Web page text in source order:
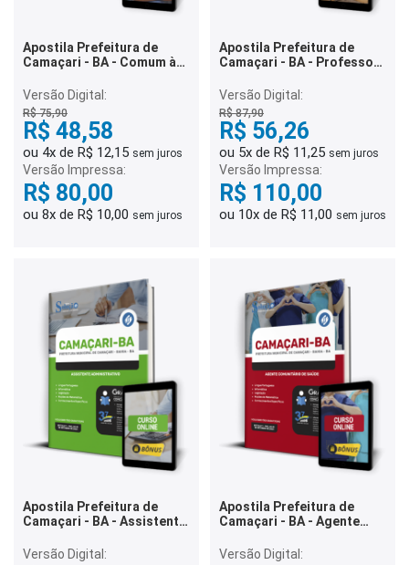
Apostila Prefeitura de
Camaçari - BA - Comum às
Professor
Versão Digital:
R$ 75,90
R$ 48,58
ou 4x de R$ 12,15 sem juros
Versão Impressa:
R$ 80,00
ou 8x de R$ 10,00 sem juros
Apostila Prefeitura de
Camaçari - BA - Professor
Ensino Fundamental (1º ao
5º ano)
Versão Digital:
R$ 87,90
R$ 56,26
ou 5x de R$ 11,25 sem juros
Versão Impressa:
R$ 110,00
ou 10x de R$ 11,00 sem juros
Apostila Prefeitura de
Camaçari - BA - Assistente
Versão Digital:
Apostila Prefeitura de
Camaçari - BA - Agente
Versão Digital: